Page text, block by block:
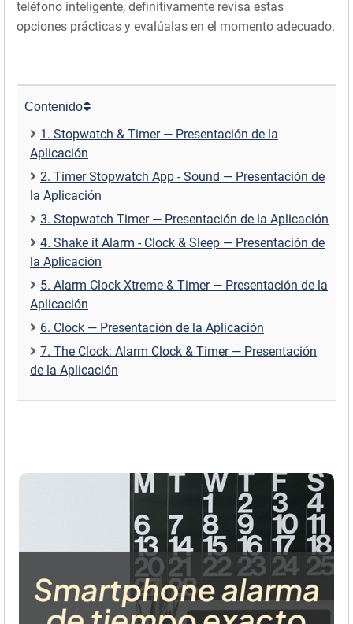
teléfono inteligente, definitivamente revisa estas
opciones prácticas y evalúalas en el momento adecuado.
Contenido
1. Stopwatch & Timer — Presentación de la
Aplicación
2. Timer Stopwatch App - Sound — Presentación de
la Aplicación
3. Stopwatch Timer — Presentación de la Aplicación
4. Shake it Alarm - Clock & Sleep — Presentación de
la Aplicación
5. Alarm Clock Xtreme & Timer — Presentación de la
Aplicación
6. Clock — Presentación de la Aplicación
7. The Clock: Alarm Clock & Timer — Presentación
de la Aplicación